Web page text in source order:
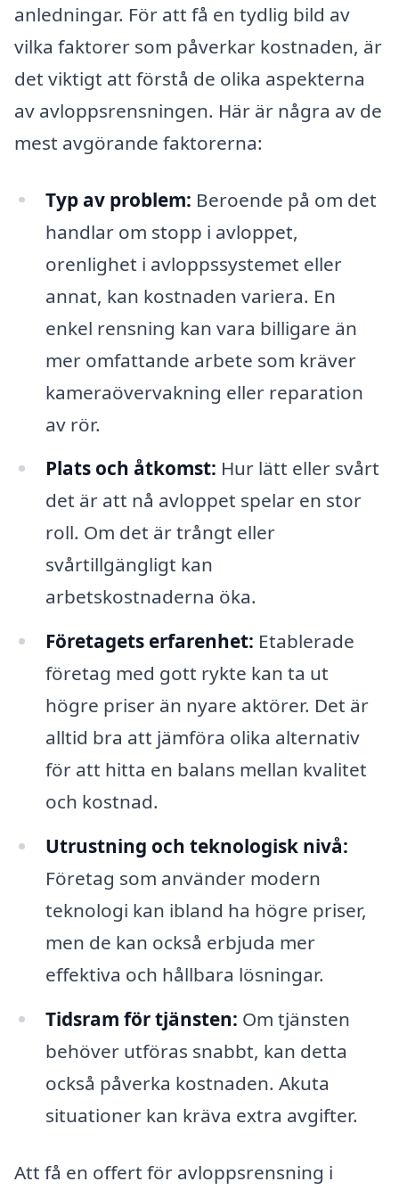
anledningar. För att få en tydlig bild av
vilka faktorer som påverkar kostnaden, är
det viktigt att förstå de olika aspekterna
av avloppsrensningen. Här är några av de
mest avgörande faktorerna:
Typ av problem: Beroende på om det
handlar om stopp i avloppet,
orenlighet i avloppssystemet eller
annat, kan kostnaden variera. En
enkel rensning kan vara billigare än
mer omfattande arbete som kräver
kameraövervakning eller reparation
av rör.
Plats och åtkomst: Hur lätt eller svårt
det är att nå avloppet spelar en stor
roll. Om det är trångt eller
svårtillgängligt kan
arbetskostnaderna öka.
Företagets erfarenhet: Etablerade
företag med gott rykte kan ta ut
högre priser än nyare aktörer. Det är
alltid bra att jämföra olika alternativ
för att hitta en balans mellan kvalitet
och kostnad.
Utrustning och teknologisk nivå:
Företag som använder modern
teknologi kan ibland ha högre priser,
men de kan också erbjuda mer
effektiva och hållbara lösningar.
Tidsram för tjänsten: Om tjänsten
behöver utföras snabbt, kan detta
också påverka kostnaden. Akuta
situationer kan kräva extra avgifter.
Att få en offert för avloppsrensning i